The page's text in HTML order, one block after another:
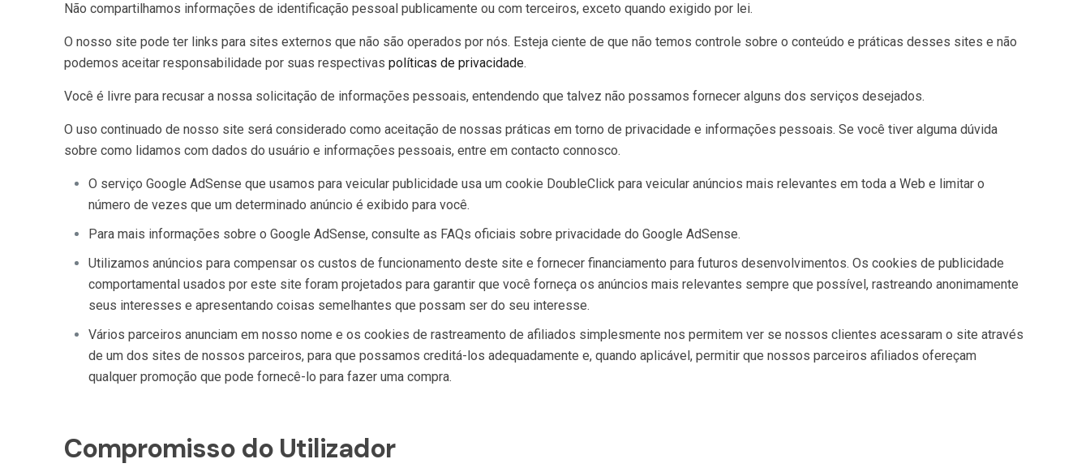
Não compartilhamos informações de identificação pessoal publicamente ou com terceiros, exceto quando exigido por lei.
O nosso site pode ter links para sites externos que não são operados por nós. Esteja ciente de que não temos controle sobre o conteúdo e práticas desses sites e não
podemos aceitar responsabilidade por suas respectivaspolíticas de privacidade.
Você é livre para recusar a nossa solicitação de informações pessoais, entendendo que talvez não possamos fornecer alguns dos serviços desejados.
O uso continuado de nosso site será considerado como aceitação de nossas práticas em torno de privacidade e informações pessoais. Se você tiver alguma dúvida
sobre como lidamos com dados do usuário e informações pessoais, entre em contacto connosco.
O serviço Google AdSense que usamos para veicular publicidade usa um cookie DoubleClick para veicular anúncios mais relevantes em toda a Web e limitar o
número de vezes que um determinado anúncio é exibido para você.
Para mais informações sobre o Google AdSense, consulte as FAQs oficiais sobre privacidade do Google AdSense.
Utilizamos anúncios para compensar os custos de funcionamento deste site e fornecer financiamento para futuros desenvolvimentos. Os cookies de publicidade
comportamental usados ​​por este site foram projetados para garantir que você forneça os anúncios mais relevantes sempre que possível, rastreando anonimamente
seus interesses e apresentando coisas semelhantes que possam ser do seu interesse.
Vários parceiros anunciam em nosso nome e os cookies de rastreamento de afiliados simplesmente nos permitem ver se nossos clientes acessaram o site através
de um dos sites de nossos parceiros, para que possamos creditá-los adequadamente e, quando aplicável, permitir que nossos parceiros afiliados ofereçam
qualquer promoção que pode fornecê-lo para fazer uma compra.
Compromisso do Utilizador